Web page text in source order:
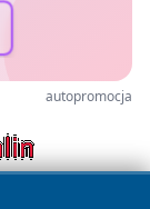
autopromocja